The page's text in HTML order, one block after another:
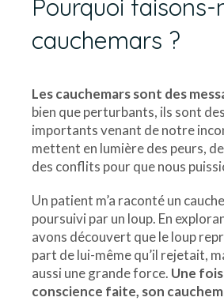
Pourquoi faisons-
cauchemars ?
Les cauchemars sont des
bien que perturbants, ils sont
importants venant de notre
mettent en lumière des peurs,
des conflits pour que nous
Un patient m’a raconté un
poursuivi par un loup. En
avons découvert que le loup
part de lui-même qu’il rejetait,
aussi une grande force. Une
conscience faite, son